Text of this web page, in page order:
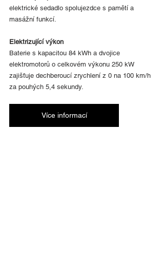
elektrické sedadlo spolujezdce s pamětí a
masážní funkcí.
Elektrizující výkon
Baterie s kapacitou 84 kWh a dvojice
elektromotorů o celkovém výkonu 250 kW
zajišťuje dechberoucí zrychlení z 0 na 100 km/h
za pouhých 5,4 sekundy.
Více informací